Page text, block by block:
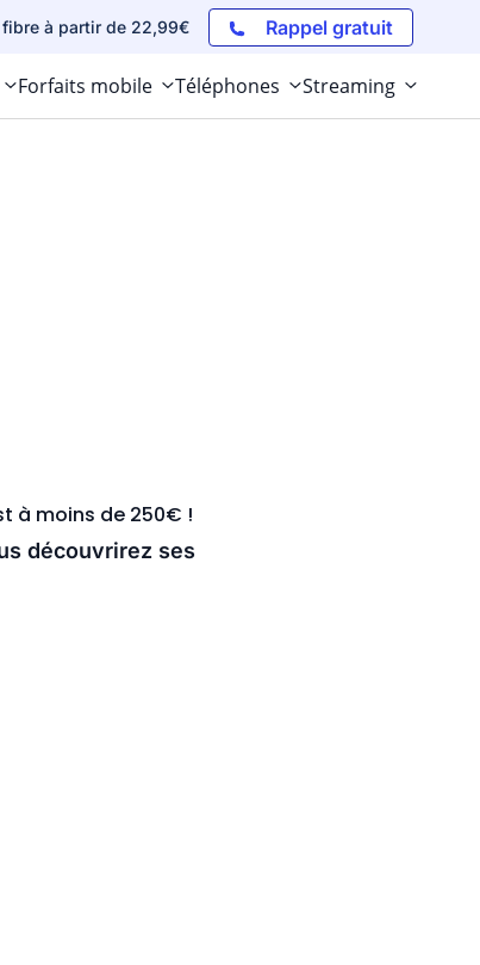
fibre à partir de 22,99€ Rappel gratuit
Forfaits mobile Téléphones Streaming
à moins de 250€ !
découvrirez ses